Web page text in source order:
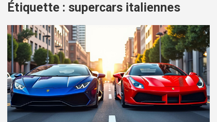
Étiquette : supercars italiennes